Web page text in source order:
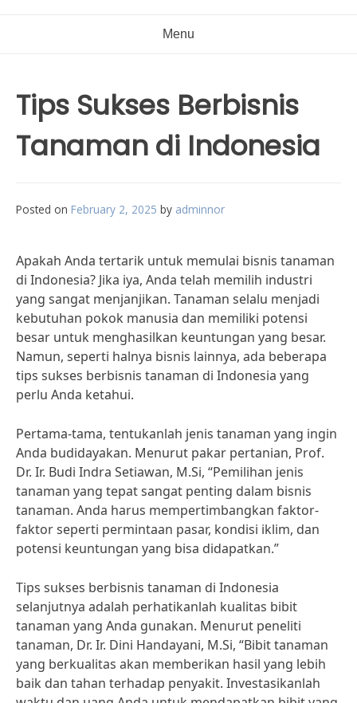
Menu
Tips Sukses Berbisnis
Tanaman di Indonesia
Posted on February 2, 2025 by adminnor
Apakah Anda tertarik untuk memulai bisnis tanaman
di Indonesia? Jika iya, Anda telah memilih industri
yang sangat menjanjikan. Tanaman selalu menjadi
kebutuhan pokok manusia dan memiliki potensi
besar untuk menghasilkan keuntungan yang besar.
Namun, seperti halnya bisnis lainnya, ada beberapa
tips sukses berbisnis tanaman di Indonesia yang
perlu Anda ketahui.
Pertama-tama, tentukanlah jenis tanaman yang ingin
Anda budidayakan. Menurut pakar pertanian, Prof.
Dr. Ir. Budi Indra Setiawan, M.Si, “Pemilihan jenis
tanaman yang tepat sangat penting dalam bisnis
tanaman. Anda harus mempertimbangkan faktor-
faktor seperti permintaan pasar, kondisi iklim, dan
potensi keuntungan yang bisa didapatkan.”
Tips sukses berbisnis tanaman di Indonesia
selanjutnya adalah perhatikanlah kualitas bibit
tanaman yang Anda gunakan. Menurut peneliti
tanaman, Dr. Ir. Dini Handayani, M.Si, “Bibit tanaman
yang berkualitas akan memberikan hasil yang lebih
baik dan tahan terhadap penyakit. Investasikanlah